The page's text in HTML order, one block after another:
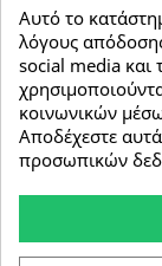
NEWSLETTER
Εγγραφείτε
λάβετε τα νέα
και νέα
Συμφωνώ με
Αυτό το
λόγους
social media και
κοινωνικών
Αποδέχεστε
προσωπικών